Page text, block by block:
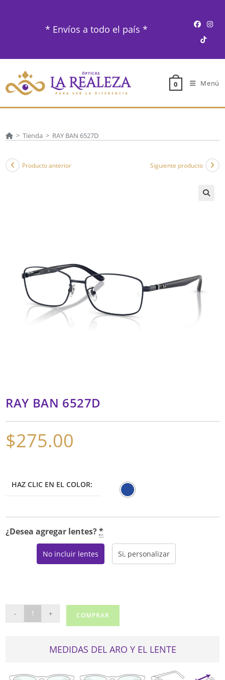
* Envíos a todo el país *
0 Menú
> Tienda > RAY BAN 6527D
Producto anterior Siguiente producto
RAY BAN 6527D
$275.00
HAZ CLIC EN EL COLOR:
¿Desea agregar lentes?*
No incluir lentes Si, personalizar
BAN
- + COMPRAR
MEDIDAS DEL ARO Y EL LENTE